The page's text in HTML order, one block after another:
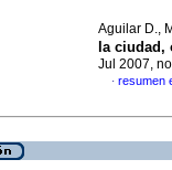
Aguilar D.,
la
Jul 2007,
· resumen